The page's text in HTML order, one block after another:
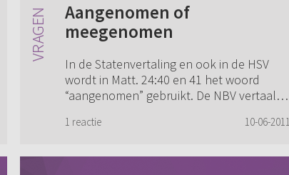
Aangenomen of
meegenomen
In de Statenvertaling en ook in de HSV
wordt in Matt. 24:40 en 41 het woord
“aangenomen” gebruikt. De NBV vertaalt
gevoelsmatig nogal een verschil. Hoe
1 reactie 10-06-2011